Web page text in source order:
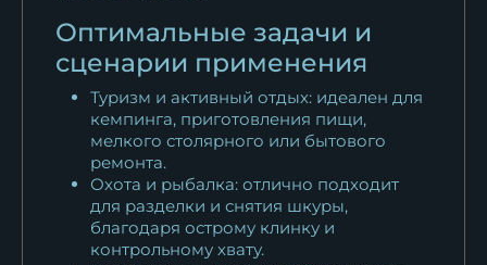
сталь 95Х18...
14 608₽
Нож Финка НКВД складная
сталь S390...
38 808
Ножи (Набор) Финка НКВД
складная +...
Оптимальные задачи и
сценарии применения
Туризм и активный отдых: идеален для
кемпинга, приготовления пищи,
мелкого столярного или бытового
ремонта.
Охота и рыбалка: отлично подходит
для разделки и снятия шкуры,
благодаря острому клинку и
контрольному хвату.